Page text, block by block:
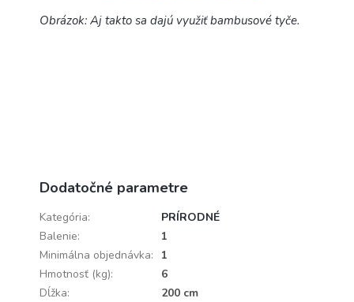
Obrázok: Aj takto sa dajú využiť bambusové tyče.
Dodatočné parametre
Kategória:
PRÍRODNÉ
Balenie:
1
Minimálna objednávka:
1
Hmotnosť (kg):
6
Dĺžka:
200 cm